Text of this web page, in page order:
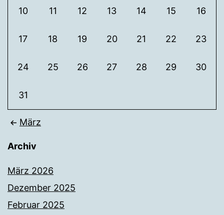
10 11 12 13 14 15 16
17 18 19 20 21 22 23
24 25 26 27 28 29 30
31
März
Archiv
März 2026
Dezember 2025
Februar 2025